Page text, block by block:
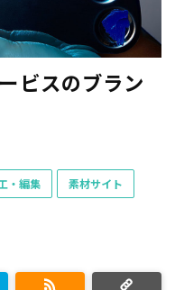
ビスのブラン
・編集 素材サイト